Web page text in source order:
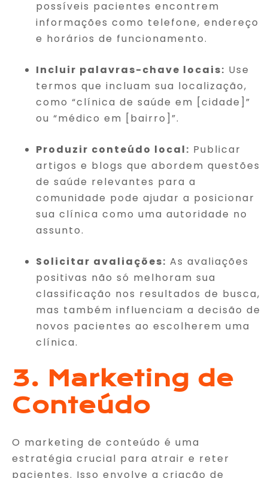
possíveis pacientes encontrem
informações como telefone, endereço
e horários de funcionamento.
Incluir palavras-chave locais: Use
termos que incluam sua localização,
como “clínica de saúde em [cidade]”
ou “médico em [bairro]”.
Produzir conteúdo local: Publicar
artigos e blogs que abordem questões
de saúde relevantes para a
comunidade pode ajudar a posicionar
sua clínica como uma autoridade no
assunto.
Solicitar avaliações: As avaliações
positivas não só melhoram sua
classificação nos resultados de busca,
mas também influenciam a decisão de
novos pacientes ao escolherem uma
clínica.
3. Marketing de
Conteúdo
O marketing de conteúdo é uma
estratégia crucial para atrair e reter
pacientes. Isso envolve a criação de